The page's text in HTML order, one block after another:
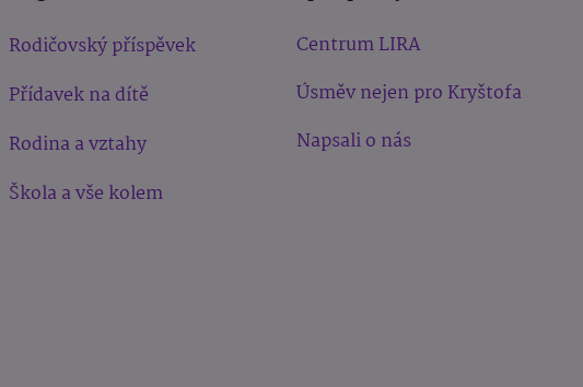
Rodičovský příspěvek
Přídavek na dítě
Rodina a vztahy
Škola a vše kolem
Centrum LIRA
Úsměv nejen pro Kryštofa
Napsali o nás